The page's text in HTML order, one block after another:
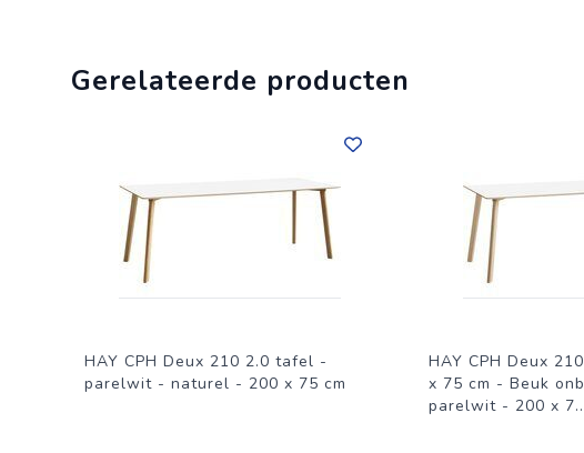
Gerelateerde producten
HAY CPH Deux 210 2.0 tafel -
parelwit - naturel - 200 x 75 cm
HAY CPH Deux
x 75 cm - Beuk
parelwit - 200 x 7